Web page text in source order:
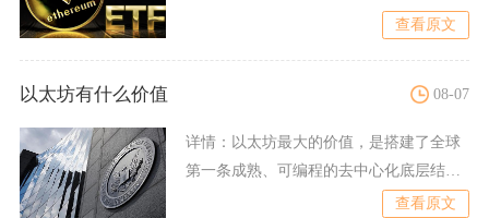
查看原文
以太坊有什么价值 08-07
详情： 以太坊最大的价值，是搭建了全球
第一条成熟、可编程的去中心化底层结算
查看原文